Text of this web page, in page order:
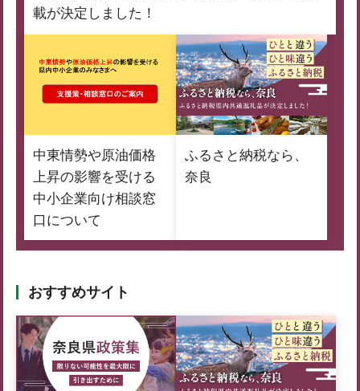
載が決定しました！
中東情勢や原油価格
上昇の影響を受ける
中小企業向け相談窓
口について
ふるさと納税なら、
奈良
おすすめサイト